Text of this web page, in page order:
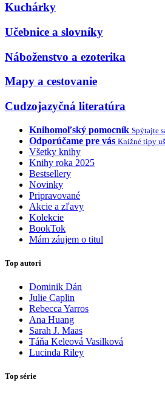
Kuchárky
Učebnice a slovníky
Náboženstvo a ezoterika
Mapy a cestovanie
Cudzojazyčná literatúra
Knihomoľský pomocník Spýtajte
Odporúčame pre vás Knižné tipy
Všetky knihy
Knihy roka 2025
Bestsellery
Novinky
Pripravované
Akcie a zľavy
Kolekcie
BookTok
Mám záujem o titul
Top autori
Dominik Dán
Julie Caplin
Rebecca Yarros
Ana Huang
Sarah J. Maas
Táňa Keleová Vasilková
Lucinda Riley
Top série